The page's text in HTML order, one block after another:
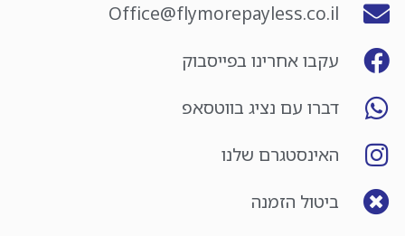
Office@flymorepayless.co.il
עקבו אחרינו בפייסבוק
דברו עם נציג בווטסאפ
האינסטגרם שלנו
ביטול הזמנה